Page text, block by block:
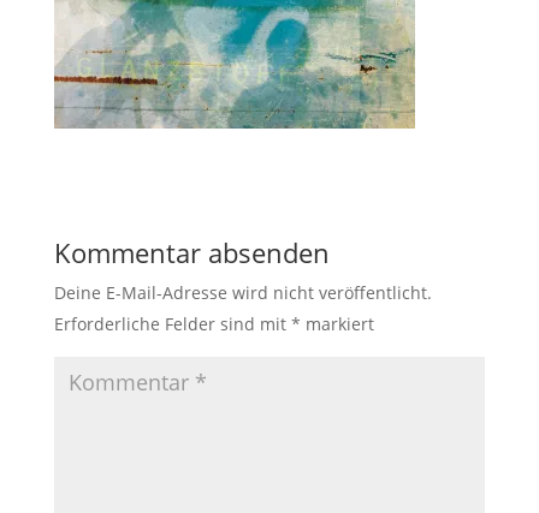
Kommentar absenden
Deine E-Mail-Adresse wird nicht veröffentlicht.
Erforderliche Felder sind mit * markiert